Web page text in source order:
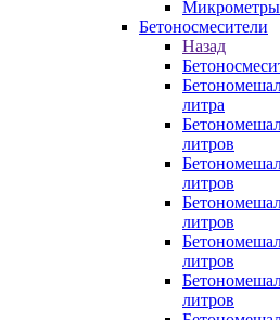
Микрометры
Бетоносмесители
Назад
литра
литров
литров
литров
литров
литров